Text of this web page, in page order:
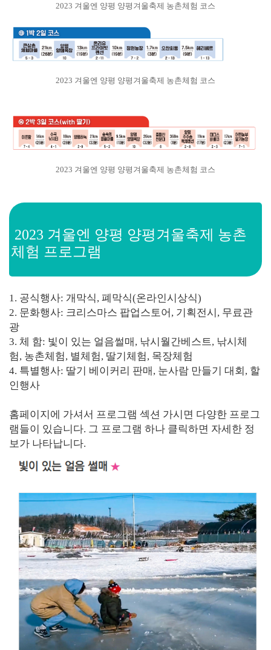
2023 겨울엔 양평 양평겨울축제 농촌체험 코스
2023 겨울엔 양평 양평겨울축제 농촌체험 코스
2023 겨울엔 양평 양평겨울축제 농촌체험 코스
2023 겨울엔 양평 양평겨울축제 농촌
체험 프로그램
1. 공식행사: 개막식, 폐막식(온라인시상식)
2. 문화행사: 크리스마스 팝업스토어, 기획전시, 무료관
광
3. 체 함: 빛이 있는 얼음썰매, 낚시월간베스트, 낚시체
험, 농촌체험, 별체험, 딸기체험, 목장체험
4. 특별행사: 딸기 베이커리 판매, 눈사람 만들기 대회, 할
인행사
홈페이지에 가셔서 프로그램 섹션 가시면 다양한 프로그
램들이 있습니다. 그 프로그램 하나 클릭하면 자세한 정
보가 나타납니다.